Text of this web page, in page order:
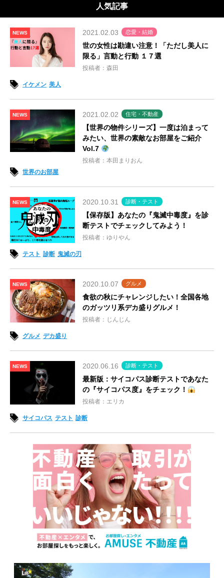
人気記事
NEWS 2021.02.03 恋愛・結婚
世の女性は勘違い注意！「ただし美人に
限る」言動と行動 １７選
投稿者：森田
イケメン 美人
NEWS 2021.02.02 住宅・不動産
【世界の物件シリーズ】一度は泊まって
みたい、世界の素敵なお部屋をご紹介
Vol.7
投稿者：本田まりおん
世界のお部屋
NEWS 2020.10.31 診断・テスト
【保存版】あなたの『鬼滅中毒度』を診
断テストでチェックしてみよう！
投稿者：ゆりやん
テスト 診断 鬼滅の刃
NEWS 2020.10.07 グルメ
食欲の秋にチャレンジしたい！全国各地
のガッツリ系デカ盛りグルメ！
投稿者：じんじん
グルメ デカ盛り
NEWS 2020.06.16 診断・テスト
最新版：サイコパス診断テストであなた
の『サイコパス度』をチェック！
投稿者：エリカ
サイコパス テスト 診断